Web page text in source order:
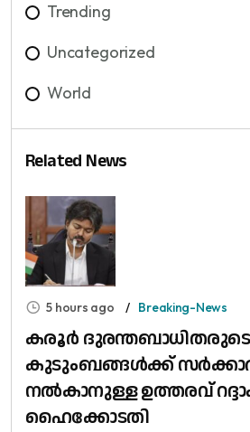
Trending
Uncategorized
World
Related News
5 hours ago Breaking-News
കരൂർ ദുരന്തബാധിതരുടെ
കുടുംബങ്ങൾക്ക്
നൽകാനുള്ള ഉത്തരവ്
ഹൈക്കോടതി